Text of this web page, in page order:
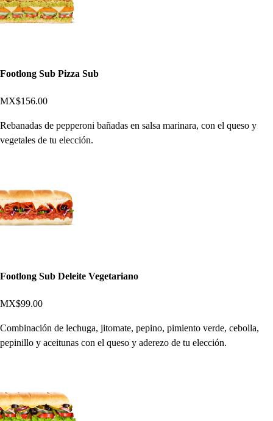
Footlong Sub Pizza Sub
MX$156.00
Rebanadas de pepperoni bañadas en salsa marinara, con el queso y
vegetales de tu elección.
Footlong Sub Deleite Vegetariano
MX$99.00
Combinación de lechuga, jitomate, pepino, pimiento verde, cebolla,
pepinillo y aceitunas con el queso y aderezo de tu elección.